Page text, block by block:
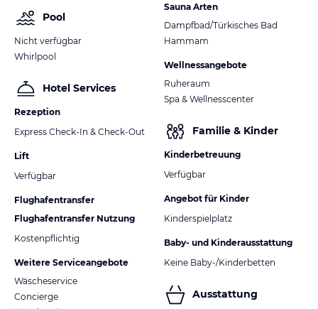
Pool
Nicht verfügbar
Whirlpool
Hotel Services
Rezeption
Express Check-In & Check-Out
Lift
Verfügbar
Flughafentransfer
Flughafentransfer Nutzung
Kostenpflichtig
Weitere Serviceangebote
Wäscheservice
Concierge
Sauna Arten
Dampfbad/Türkisches Bad
Hammam
Wellnessangebote
Ruheraum
Spa & Wellnesscenter
Familie & Kinder
Kinderbetreuung
Verfügbar
Angebot für Kinder
Kinderspielplatz
Baby- und Kinderausstattung
Keine Baby-/Kinderbetten
Ausstattung